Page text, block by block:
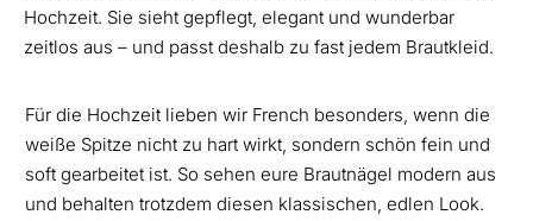
Hochzeit. Sie sieht gepflegt, elegant und wunderbar
zeitlos aus – und passt deshalb zu fast jedem Brautkleid.
Für die Hochzeit lieben wir French besonders, wenn die
weiße Spitze nicht zu hart wirkt, sondern schön fein und
soft gearbeitet ist. So sehen eure Brautnägel modern aus
und behalten trotzdem diesen klassischen, edlen Look.